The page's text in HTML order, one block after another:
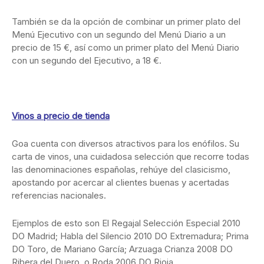
También se da la opción de combinar un primer plato del
Menú Ejecutivo con un segundo del Menú Diario a un
precio de 15 €, así como un primer plato del Menú Diario
con un segundo del Ejecutivo, a 18 €.
Vinos a precio de tienda
Goa cuenta con diversos atractivos para los enófilos. Su
carta de vinos, una cuidadosa selección que recorre todas
las denominaciones españolas, rehúye del clasicismo,
apostando por acercar al clientes buenas y acertadas
referencias nacionales.
Ejemplos de esto son El Regajal Selección Especial 2010
DO Madrid; Habla del Silencio 2010 DO Extremadura; Prima
DO Toro, de Mariano García; Arzuaga Crianza 2008 DO